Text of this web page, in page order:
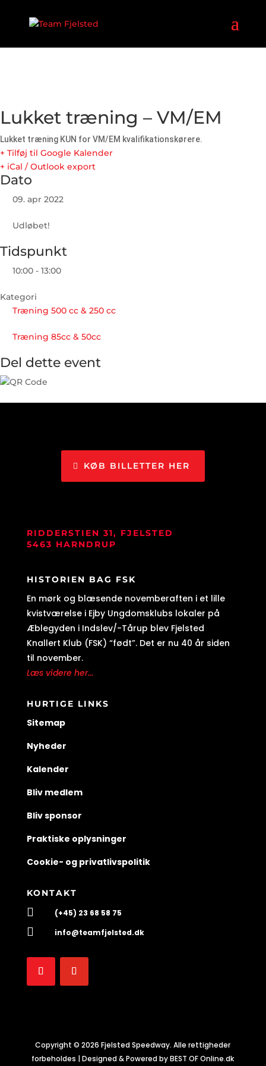
Lukket træning – VM/EM
Lukket træning KUN for VM/EM kvalifikationskørere.
+ Tilføj til Google Kalender
+ iCal / Outlook export
Dato
09. apr 2022
Udløbet!
Tidspunkt
10:00 - 13:00
Kategori
Træning 500 cc & 250 cc
Træning 85cc & 50cc
Del dette event
KØB BILLETTER HER
RIDDERSTIEN 31, FJELSTED
5463 HARNDRUP
HISTORIEN BAG FSK
En mørk og blæsende novemberaften i et lille
kvistværelse i Ejby Ungdomsklubs lokaler på
Æblegyden i Indslev/-Tårup blev Fjelsted
Knallert Klub (FSK) “født”. Det er nu 40 år siden
til november.
Læs videre her...
HURTIGE LINKS
Sitemap
Nyheder
Kalender
Bliv medlem
Bliv sponsor
Praktiske oplysninger
Cookie- og privatlivspolitik
KONTAKT
 (+45) 23 68 58 75
 info@teamfjelsted.dk
Copyright © 2026 Fjelsted Speedway. Alle rettigheder
forbeholdes | Designed & Powered by BEST OF Online.dk